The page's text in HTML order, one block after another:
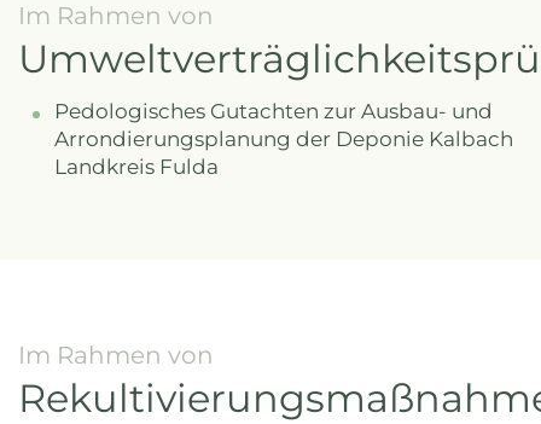
Im Rahmen von
Pedologisches Gutachten zur Ausbau- und
Arrondierungsplanung der Deponie Kalbach
Landkreis Fulda
Im Rahmen von